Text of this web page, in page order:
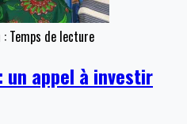
Temps de lecture
un appel à investir